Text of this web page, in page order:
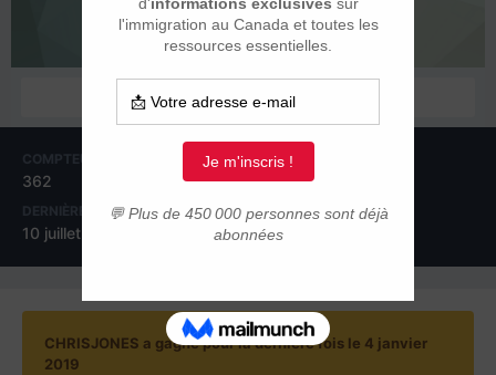
Habitués
COMPTEUR DE CONTENUS
362
INSCRIPTION
26 novembre 2017
DERNIÈRE VISITE
10 juillet
JOURS GAGNÉS
1
CHRISJONES a gagné pour la dernière fois le 4 janvier
2019